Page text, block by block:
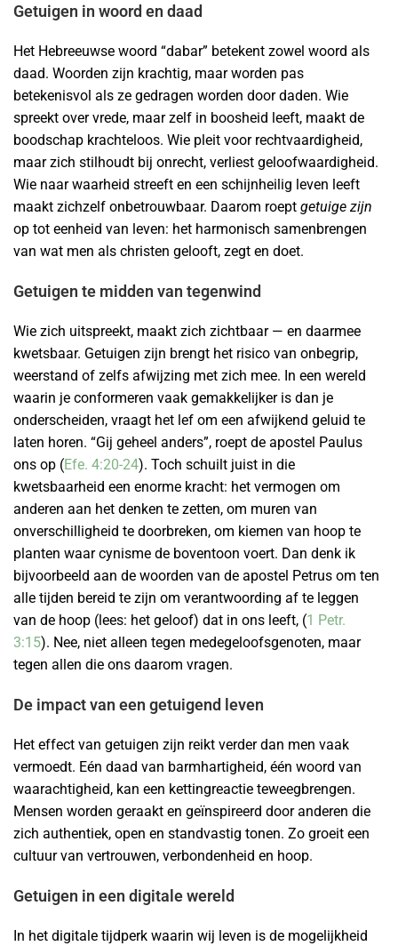
Getuigen in woord en daad
Het Hebreeuwse woord “dabar” betekent zowel woord als
daad. Woorden zijn krachtig, maar worden pas
betekenisvol als ze gedragen worden door daden. Wie
spreekt over vrede, maar zelf in boosheid leeft, maakt de
boodschap krachteloos. Wie pleit voor rechtvaardigheid,
maar zich stilhoudt bij onrecht, verliest geloofwaardigheid.
Wie naar waarheid streeft en een schijnheilig leven leeft
maakt zichzelf onbetrouwbaar. Daarom roept getuige zijn
op tot eenheid van leven: het harmonisch samenbrengen
van wat men als christen gelooft, zegt en doet.
Getuigen te midden van tegenwind
Wie zich uitspreekt, maakt zich zichtbaar — en daarmee
kwetsbaar. Getuigen zijn brengt het risico van onbegrip,
weerstand of zelfs afwijzing met zich mee. In een wereld
waarin je conformeren vaak gemakkelijker is dan je
onderscheiden, vraagt het lef om een afwijkend geluid te
laten horen. “Gij geheel anders”, roept de apostel Paulus
ons op (Efe. 4:20-24). Toch schuilt juist in die
kwetsbaarheid een enorme kracht: het vermogen om
anderen aan het denken te zetten, om muren van
onverschilligheid te doorbreken, om kiemen van hoop te
planten waar cynisme de boventoon voert. Dan denk ik
bijvoorbeeld aan de woorden van de apostel Petrus om ten
alle tijden bereid te zijn om verantwoording af te leggen
van de hoop (lees: het geloof) dat in ons leeft, (1 Petr.
3:15). Nee, niet alleen tegen medegeloofsgenoten, maar
tegen allen die ons daarom vragen.
De impact van een getuigend leven
Het effect van getuigen zijn reikt verder dan men vaak
vermoedt. Eén daad van barmhartigheid, één woord van
waarachtigheid, kan een kettingreactie teweegbrengen.
Mensen worden geraakt en geïnspireerd door anderen die
zich authentiek, open en standvastig tonen. Zo groeit een
cultuur van vertrouwen, verbondenheid en hoop.
Getuigen in een digitale wereld
In het digitale tijdperk waarin wij leven is de mogelijkheid